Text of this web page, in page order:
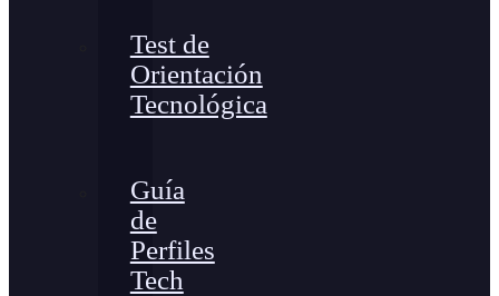
Test de
Orientación
Tecnológica
Guía
de
Perfiles
Tech